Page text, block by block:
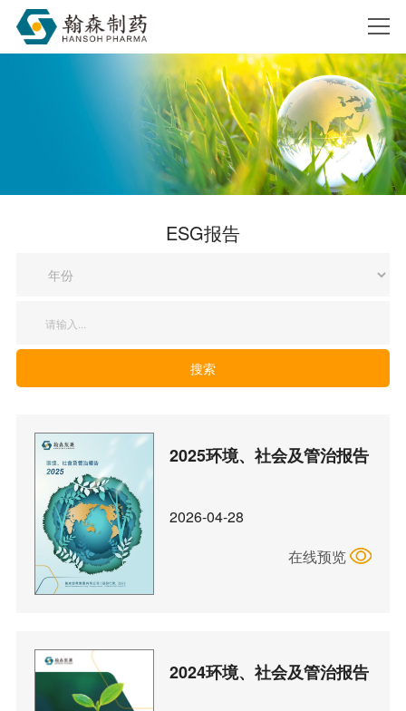
ESG报告
搜索
2025环境、社会及管治报告
2026-04-28
在线预览
2024环境、社会及管治报告